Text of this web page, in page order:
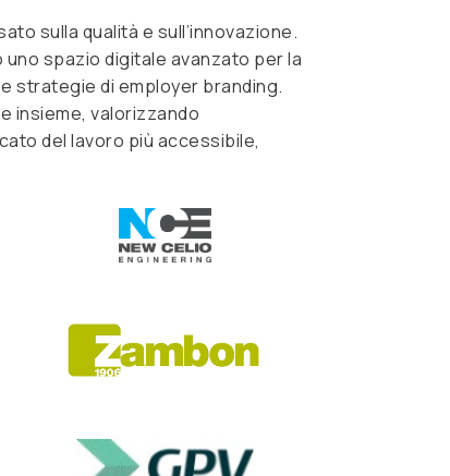
sulla qualità e sull’innovazione.
spazio digitale avanzato per la
strategie di employer branding.
insieme, valorizzando
del lavoro più accessibile,